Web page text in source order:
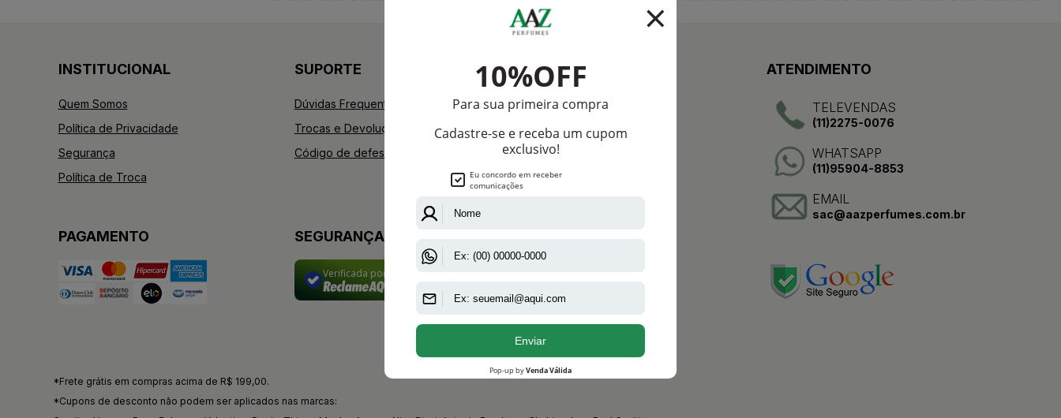
INSTITUCIONAL
Quem Somos
Política de Privacidade
Segurança
Política de Troca
SUPORTE
Dúvidas Frequentes
Trocas e Devoluções
Código de defesa do consumidor
+AAZ PERFUMES
Blog
Youtube
Instagram
Facebook
ATENDIMENTO
TELEVENDAS
(11)2275-0076
WHATSAPP
(11)95904-8853
EMAIL
sac@aazperfumes.com.br
PAGAMENTO SEGURANÇA
Verificada por
*Frete grátis em compras acima de R$ 199,00.
*Cupons de desconto não podem ser aplicados nas marcas: